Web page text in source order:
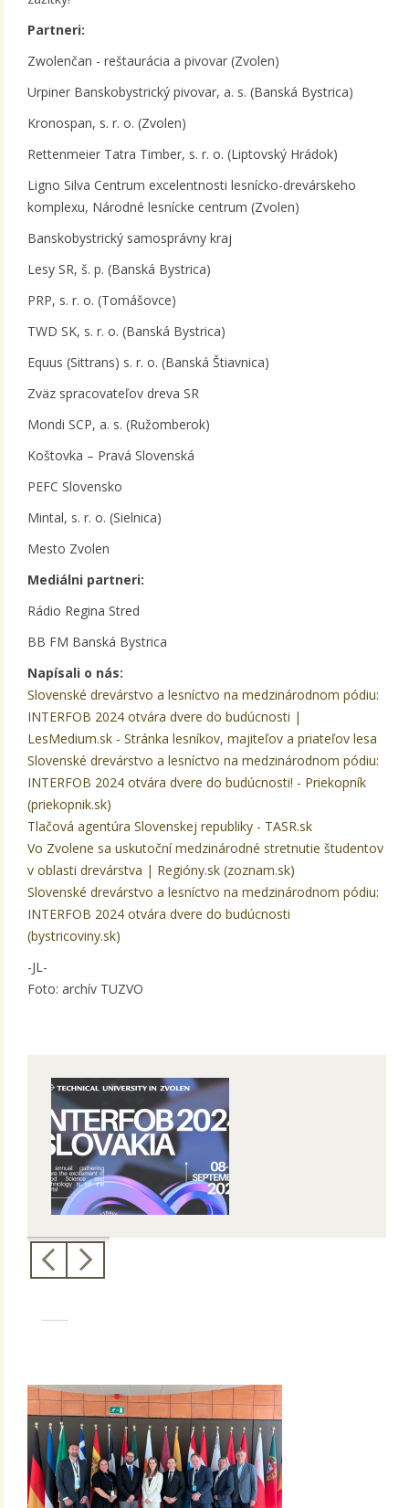
Partneri:
Zwolenčan - reštaurácia a pivovar (Zvolen)
Urpiner Banskobystrický pivovar, a. s. (Banská Bystrica)
Kronospan, s. r. o. (Zvolen)
Rettenmeier Tatra Timber, s. r. o. (Liptovský Hrádok)
Ligno Silva Centrum excelentnosti lesnícko-drevárskeho
komplexu, Národné lesnícke centrum (Zvolen)
Banskobystrický samosprávny kraj
Lesy SR, š. p. (Banská Bystrica)
PRP, s. r. o. (Tomášovce)
TWD SK, s. r. o. (Banská Bystrica)
Equus (Sittrans) s. r. o. (Banská Štiavnica)
Zväz spracovateľov dreva SR
Mondi SCP, a. s. (Ružomberok)
Koštovka – Pravá Slovenská
PEFC Slovensko
Mintal, s. r. o. (Sielnica)
Mesto Zvolen
Mediálni partneri:
Rádio Regina Stred
BB FM Banská Bystrica
Napísali o nás:
Slovenské drevárstvo a lesníctvo na medzinárodnom pódiu:
INTERFOB 2024 otvára dvere do budúcnosti |
LesMedium.sk - Stránka lesníkov, majiteľov a priateľov lesa
Slovenské drevárstvo a lesníctvo na medzinárodnom pódiu:
INTERFOB 2024 otvára dvere do budúcnosti! - Priekopník
(priekopnik.sk)
Tlačová agentúra Slovenskej republiky - TASR.sk
Vo Zvolene sa uskutoční medzinárodné stretnutie študentov
v oblasti drevárstva | Regióny.sk (zoznam.sk)
Slovenské drevárstvo a lesníctvo na medzinárodnom pódiu:
INTERFOB 2024 otvára dvere do budúcnosti
(bystricoviny.sk)
-JL-
Foto: archív TUZVO